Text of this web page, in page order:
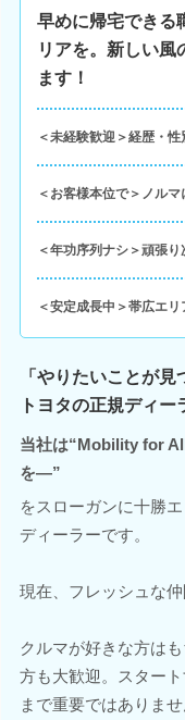
早めに帰宅できる
リアを。新しい風
ます！
＜未経験歓迎＞経歴・
＜お客様本位で＞ノル
＜年功序列ナシ＞頑張
＜安定成長中＞帯広エ
「やりたいことが
トヨタの正規ディー
当社は“Mobility for
を―”
をスローガンに十勝
ディーラーです。
現在、フレッシュな仲
クルマが好きな方は
方も大歓迎。スター
まで重要ではありませ